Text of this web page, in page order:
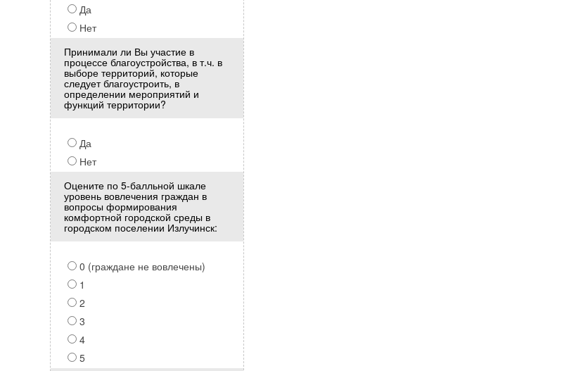
Да
Нет
Принимали ли Вы участие в
процессе благоустройства, в т.ч. в
выборе территорий, которые
следует благоустроить, в
определении мероприятий и
функций территории?
Да
Нет
Оцените по 5-балльной шкале
уровень вовлечения граждан в
вопросы формирования
комфортной городской среды в
городском поселении Излучинск:
0 (граждане не вовлечены)
1
2
3
4
5